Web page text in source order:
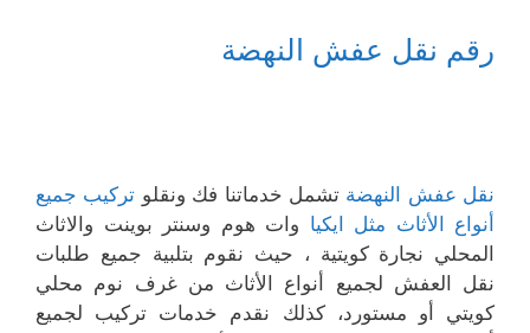
رقم نقل عفش النهضة
نقل عفش النهضة تشمل خدماتنا فك ونقلو تركیب جمیع
أنواع الأثاث مثل ایكیا وات ھوم وسنتر بوینت والاثاث
المحلي نجارة كویتیة ، حیث نقوم بتلبیة جمیع طلبات
نقل العفش لجمیع أنواع الأثاث من غرف نوم محلي
كویتي أو مستورد، كذلك نقدم خدمات تركیب لجمیع